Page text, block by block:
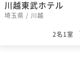
川越東武ホテル
埼玉県 / 川越
2名1室